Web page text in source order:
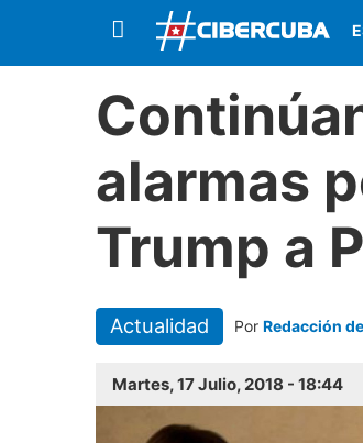
alarmas
Trump a
Actualidad Por Redacción
Martes, 17 Julio, 2018 - 18:44